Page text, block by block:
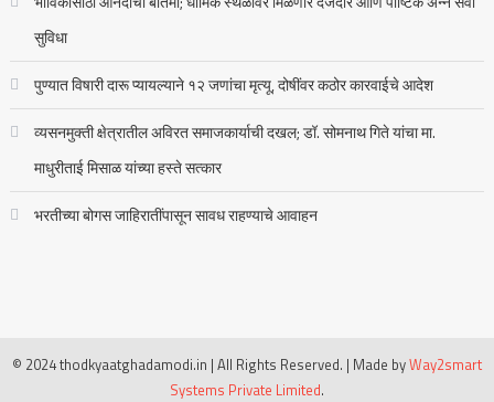
सुविधा
पुण्यात विषारी दारू प्यायल्याने १२ जणांचा मृत्यू, दोषींवर कठोर कारवाईचे आदेश
व्यसनमुक्ती क्षेत्रातील अविरत समाजकार्याची दखल; डॉ. सोमनाथ गिते यांचा मा.
माधुरीताई मिसाळ यांच्या हस्ते सत्कार
भरतीच्या बोगस जाहिरातींपासून सावध राहण्याचे आवाहन
© 2024 thodkyaatghadamodi.in | All Rights Reserved. | Made byWay2smart
Systems Private Limited.